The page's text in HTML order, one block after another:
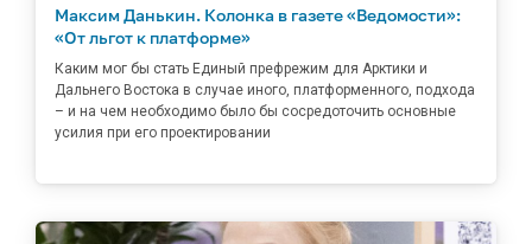
Максим Данькин. Колонка в газете «Ведомости»:
«От льгот к платформе»
Каким мог бы стать Единый префрежим для Арктики и
Дальнего Востока в случае иного, платформенного, подхода
– и на чем необходимо было бы сосредоточить основные
усилия при его проектировании